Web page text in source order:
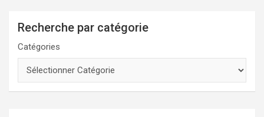
Recherche par catégorie
Catégories